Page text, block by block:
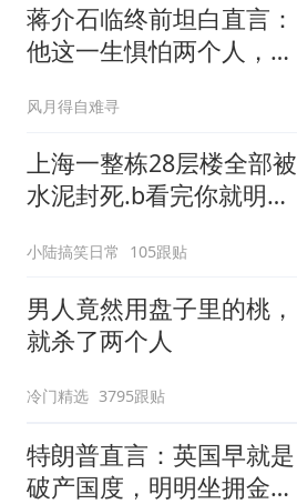
蒋介石临终前坦白直言：
他这一生惧怕两个人，却
风月得自难寻
上海一整栋28层楼全部被
水泥封死.b看完你就明白
小陆搞笑日常 105跟贴
男人竟然用盘子里的桃，
就杀了两个人
冷门精选 3795跟贴
特朗普直言：英国早就是
破产国度，明明坐拥金